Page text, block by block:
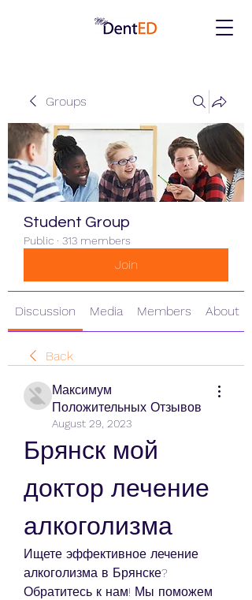
Groups
Student Group
Public · 313 members
Join
Discussion Media Members About
Back
Максимум
Положительных Отзывов
August 29, 2023
Брянск мой
доктор лечение
алкоголизма
Ищете эффективное лечение
алкоголизма в Брянске?
Обратитесь к нам! Мы поможем